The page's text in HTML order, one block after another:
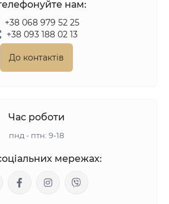
нам:
+38 068 979 52 25
+38 093 188 02 13
До контактів
Час роботи
пнд - птн: 9-18
мережах: